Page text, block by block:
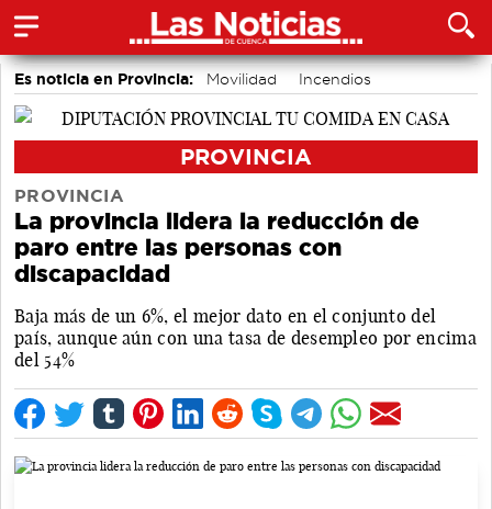
Es noticia en Provincia: Movilidad Incendios
PROVINCIA
PROVINCIA
La provincia lidera la reducción de
paro entre las personas con
discapacidad
Baja más de un 6%, el mejor dato en el conjunto del
país, aunque aún con una tasa de desempleo por encima
del 54%